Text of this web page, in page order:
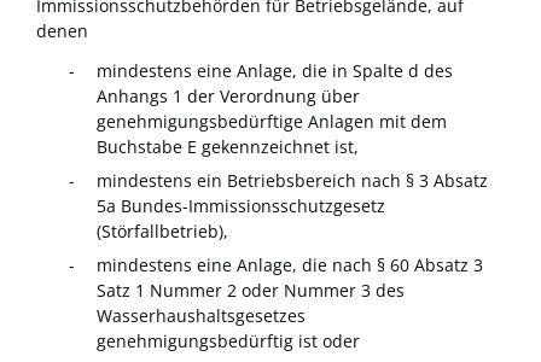
Immissionsschutzbehörden für Betriebsgelände, auf
denen
mindestens eine Anlage, die in Spalte d des
Anhangs 1 der Verordnung über
genehmigungsbedürftige Anlagen mit dem
Buchstabe E gekennzeichnet ist,
mindestens ein Betriebsbereich nach § 3 Absatz
5a Bundes-Immissionsschutzgesetz
(Störfallbetrieb),
mindestens eine Anlage, die nach § 60 Absatz 3
Satz 1 Nummer 2 oder Nummer 3 des
Wasserhaushaltsgesetzes
genehmigungsbedürftig ist oder